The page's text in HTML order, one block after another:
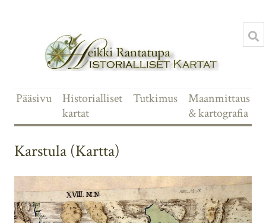
Pääsivu
Historialliset
kartat
Tutkimus
Maanmittaus
& kartografia
Karstula (Kartta)